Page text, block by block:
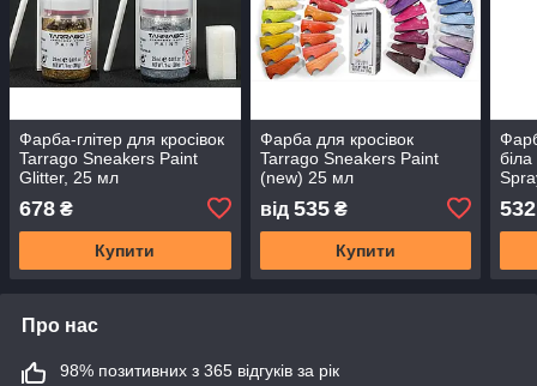
Фарба-глітер для кросівок
Tarrago Sneakers Paint
Glitter, 25 мл
678 ₴
Купити
Фарба для кросівок
Tarrago Sneakers Paint
(new) 25 мл
від 535₴
Купити
532
Про нас
98% позитивних з 365 відгуків за рік